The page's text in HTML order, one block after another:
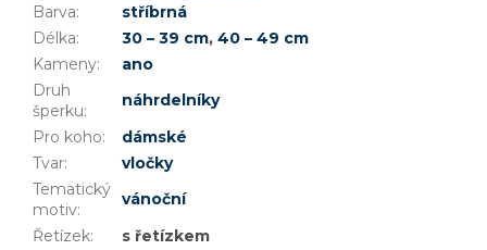
Barva:
stříbrná
Délka: 30 – 39 cm, 40 – 49 cm
Kameny:
ano
Druh
šperku:
náhrdelníky
Pro koho:
dámské
Tvar:
vločky
Tematický
motiv:
vánoční
Řetízek:
s řetízkem